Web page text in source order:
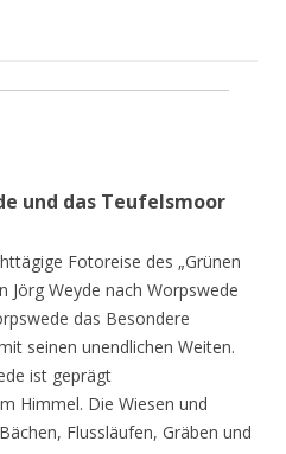
und das Teufelsmoor
Fotoreise des „Grünen
Jörg Weyde nach Worpswede
das Besondere
seinen unendlichen Weiten.
ist geprägt
Himmel. Die Wiesen und
Flussläufen, Gräben und